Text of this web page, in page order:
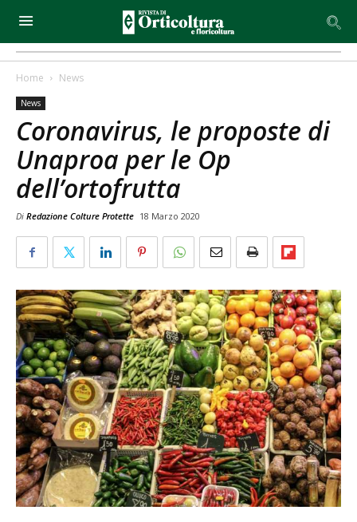
Home News
News
Coronavirus, le proposte di
Unaproa per le Op
dell’ortofrutta
Di Redazione Colture Protette 18 Marzo 2020